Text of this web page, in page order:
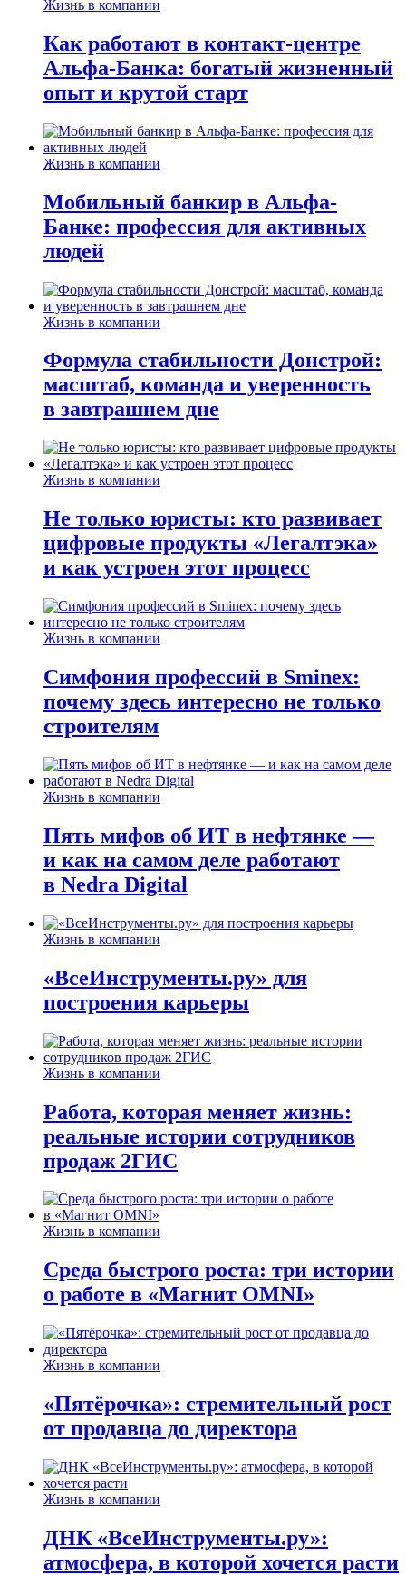
Жизнь в компании
Как работают в контакт-центре
Альфа-Банка: богатый жизненный
опыт и крутой старт
Жизнь в компании
Мобильный банкир в Альфа-
Банке: профессия для активных
людей
Жизнь в компании
Формула стабильности Донстрой:
масштаб, команда и уверенность
в завтрашнем дне
Жизнь в компании
Не только юристы: кто развивает
цифровые продукты «Легалтэка»
и как устроен этот процесс
Жизнь в компании
Симфония профессий в Sminex:
почему здесь интересно не только
строителям
Жизнь в компании
Пять мифов об ИТ в нефтянке —
и как на самом деле работают
в Nedra Digital
Жизнь в компании
«ВсеИнструменты.ру» для
построения карьеры
Жизнь в компании
Работа, которая меняет жизнь:
реальные истории сотрудников
продаж 2ГИС
Жизнь в компании
Среда быстрого роста: три истории
о работе в «Магнит OMNI»
Жизнь в компании
«Пятёрочка»: стремительный рост
от продавца до директора
Жизнь в компании
ДНК «ВсеИнструменты.ру»:
атмосфера, в которой хочется расти